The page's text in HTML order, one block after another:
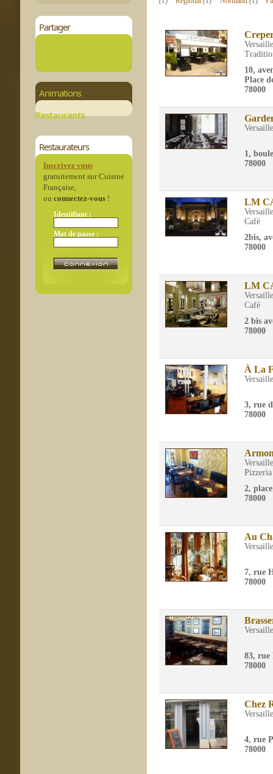
Partager
Animations
Restaurants
Restaurateurs
Inscrivez vous
gratuitement sur Cuisine
Française,
ou connectez-vous!
Identifiant :
Mot de passe :
10,
Place
78000
1,
78000
LM
Café
2bis,
78000
LM
Café
2 bis
78000
À La
3, rue
78000
Pizzeria
2,
78000
Au
7, rue
78000
83, rue
78000
Chez
4, rue
78000